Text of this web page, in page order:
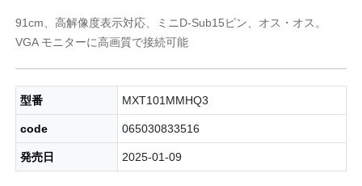
91cm、高解像度表示対応、ミニD-Sub15ピン、オス・オス。
VGA モニターに高画質で接続可能
型番 MXT101MMHQ3
code 065030833516
発売日 2025-01-09